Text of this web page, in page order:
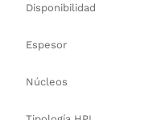
Disponibilidad
Espesor
Núcleos